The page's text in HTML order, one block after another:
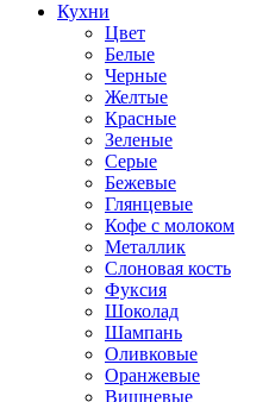
Кухни
Цвет
Белые
Черные
Желтые
Красные
Зеленые
Серые
Бежевые
Глянцевые
Кофе с молоком
Металлик
Слоновая кость
Фуксия
Шоколад
Шампань
Оливковые
Оранжевые
Вишневые